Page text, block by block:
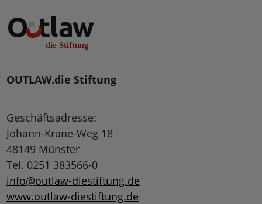
OUTLAW.die Stiftung
Geschäftsadresse:
Johann-Krane-Weg 18
48149 Münster
Tel. 0251 383566-0
info@outlaw-diestiftung.de
www.outlaw-diestiftung.de